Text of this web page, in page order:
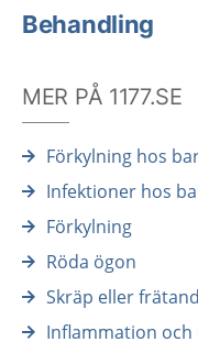
Behandling
MER PÅ 1177.SE
Förkylning hos
Infektioner hos
Förkylning
Röda ögon
Skräp eller
Inflammation och